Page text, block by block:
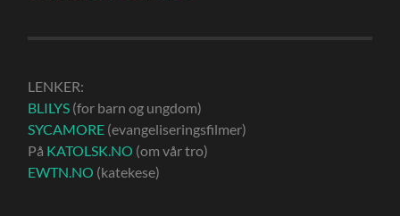
LENKER:
BLILYS (for barn og ungdom)
SYCAMORE (evangeliseringsfilmer)
På KATOLSK.NO (om vår tro)
EWTN.NO (katekese)